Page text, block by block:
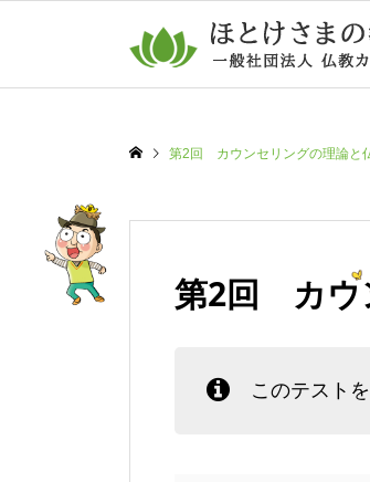
第2回 カウンセリングの理論と
第2回 カウ
このテスト